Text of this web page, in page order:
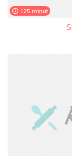
125 minut